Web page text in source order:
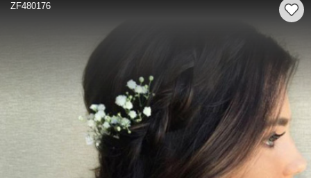
ZF480176